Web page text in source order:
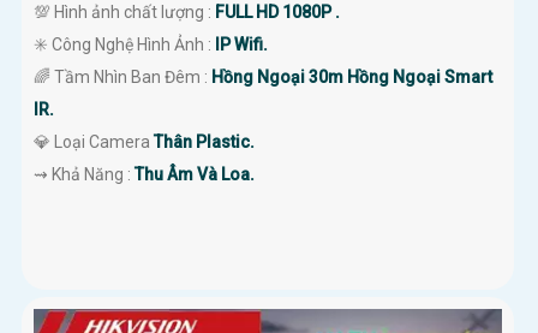
💯 Hình ảnh chất lượng : FULL HD 1080P .
✳️ Công Nghệ Hình Ảnh : IP Wifi.
🌈 Tầm Nhìn Ban Đêm : Hồng Ngoại 30m Hồng Ngoại Smart
IR.
💎 Loại CameraThân Plastic.
️⇝ Khả Năng :Thu Âm Và Loa.